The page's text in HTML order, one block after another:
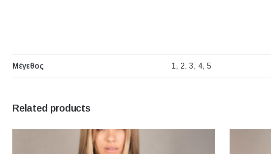
Μέγεθος 1, 2, 3, 4, 5
Related products